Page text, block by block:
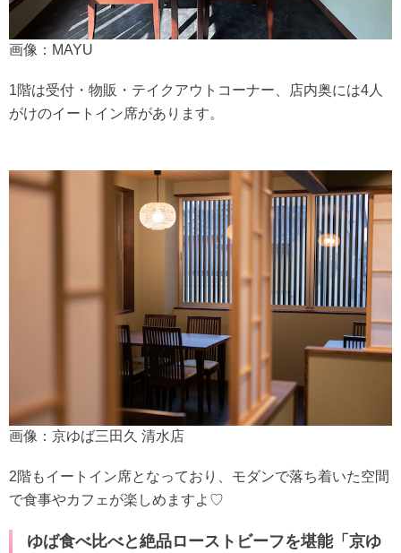
画像：MAYU
1階は受付・物販・テイクアウトコーナー、店内奥には4人
がけのイートイン席があります。
画像：京ゆば三田久 清水店
2階もイートイン席となっており、モダンで落ち着いた空間
で食事やカフェが楽しめますよ♡
ゆば食べ比べと絶品ローストビーフを堪能「京ゆ